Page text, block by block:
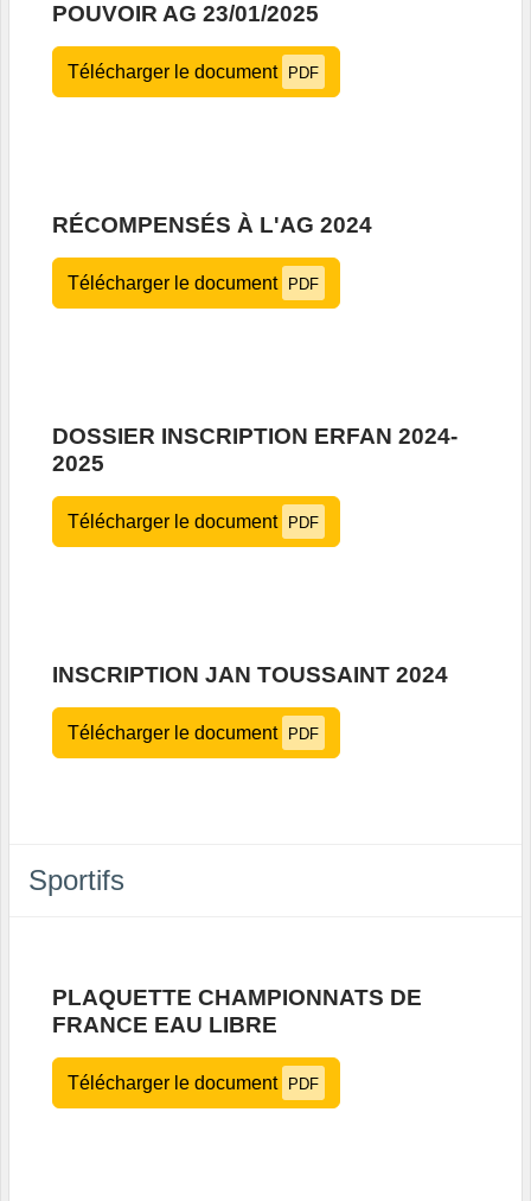
POUVOIR AG 23/01/2025
Télécharger le document PDF
RÉCOMPENSÉS À L'AG 2024
Télécharger le document PDF
DOSSIER INSCRIPTION ERFAN 2024-
2025
Télécharger le document PDF
INSCRIPTION JAN TOUSSAINT 2024
Télécharger le document PDF
Sportifs
PLAQUETTE CHAMPIONNATS DE
FRANCE EAU LIBRE
Télécharger le document PDF